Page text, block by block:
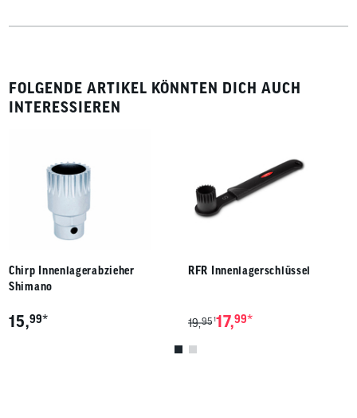
FOLGENDE ARTIKEL KÖNNTEN DICH AUCH
INTERESSIEREN
Chirp Innenlagerabzieher
Shimano
15,99*
RFR Innenlagerschlüssel
19,95 117,99*